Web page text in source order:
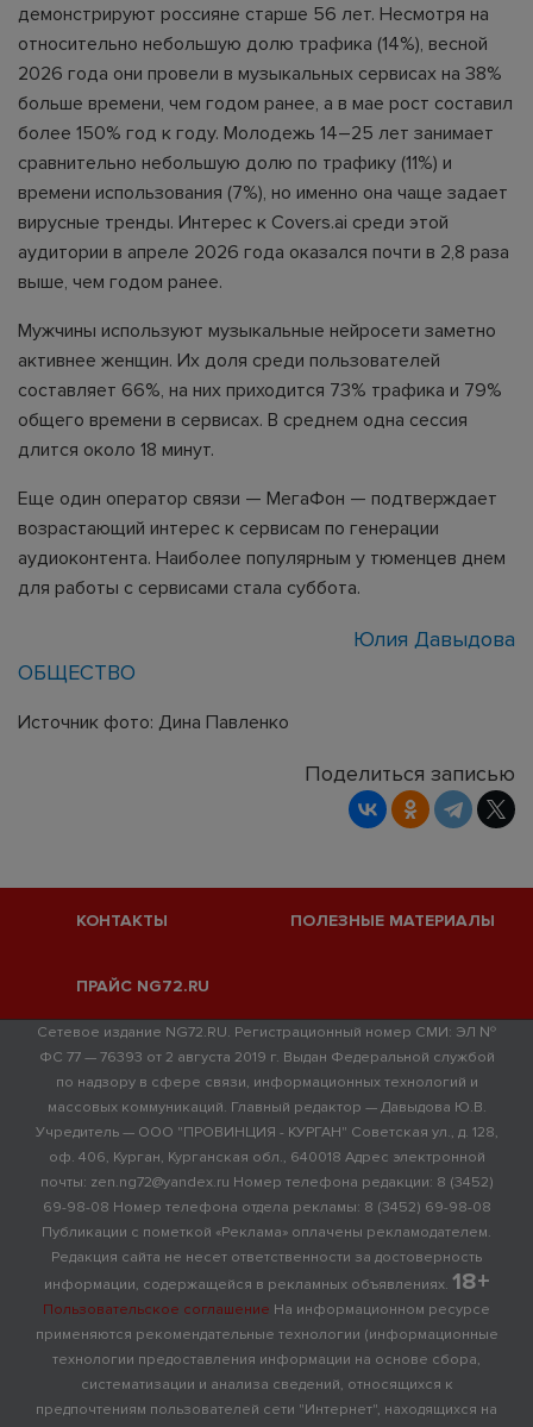
демонстрируют россияне старше 56 лет. Несмотря на
относительно небольшую долю трафика (14%), весной
2026 года они провели в музыкальных сервисах на 38%
больше времени, чем годом ранее, а в мае рост составил
более 150% год к году. Молодежь 14–25 лет занимает
сравнительно небольшую долю по трафику (11%) и
времени использования (7%), но именно она чаще задает
вирусные тренды. Интерес к Covers.ai среди этой
аудитории в апреле 2026 года оказался почти в 2,8 раза
выше, чем годом ранее.
Мужчины используют музыкальные нейросети заметно
активнее женщин. Их доля среди пользователей
составляет 66%, на них приходится 73% трафика и 79%
общего времени в сервисах. В среднем одна сессия
длится около 18 минут.
Еще один оператор связи — МегаФон — подтверждает
возрастающий интерес к сервисам по генерации
аудиоконтента. Наиболее популярным у тюменцев днем
для работы с сервисами стала суббота.
Юлия Давыдова
ОБЩЕСТВО
Источник фото: Дина Павленко
Поделиться записью
КОНТАКТЫ ПОЛЕЗНЫЕ МАТЕРИАЛЫ
ПРАЙС NG72.RU
Сетевое издание NG72.RU. Регистрационный номер СМИ: ЭЛ №
ФС 77 — 76393 от 2 августа 2019 г. Выдан Федеральной службой
по надзору в сфере связи, информационных технологий и
массовых коммуникаций. Главный редактор — Давыдова Ю.В.
Учредитель — ООО "ПРОВИНЦИЯ - КУРГАН" Советская ул., д. 128,
оф. 406, Курган, Курганская обл., 640018 Адрес электронной
почты: zen.ng72@yandex.ru Номер телефона редакции: 8 (3452)
69-98-08 Номер телефона отдела рекламы: 8 (3452) 69-98-08
Публикации с пометкой «Реклама» оплачены рекламодателем.
Редакция сайта не несет ответственности за достоверность
информации, содержащейся в рекламных объявлениях. 18+
Пользовательское соглашение На информационном ресурсе
применяются рекомендательные технологии (информационные
технологии предоставления информации на основе сбора,
систематизации и анализа сведений, относящихся к
предпочтениям пользователей сети "Интернет", находящихся на